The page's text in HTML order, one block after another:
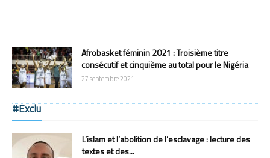
Afrobasket féminin 2021 : Troisième titre
consécutif et cinquième au total pour le Nigéria
27 septembre 2021
#Exclu
L’islam et l’abolition de l’esclavage : lecture des
textes et des...